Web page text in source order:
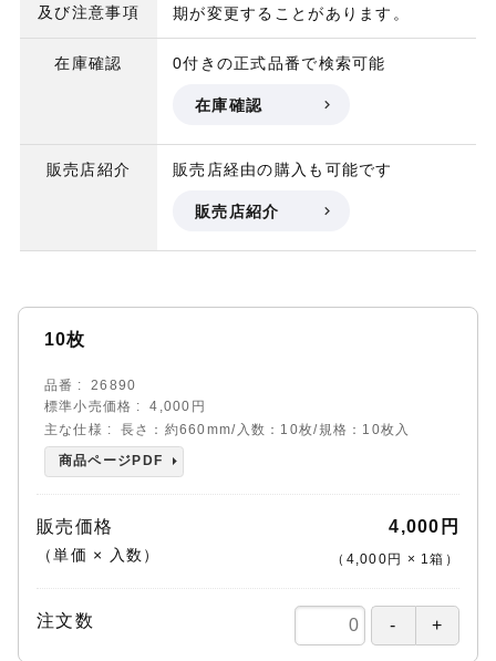
及び注意事項
期が変更することがあります。
在庫確認 0付きの正式品番で検索可能
在庫確認
販売店紹介 販売店経由の購入も可能です
販売店紹介
10枚
品番
26890
標準小売価格
4,000円
主な仕様
長さ：約660mm/入数：10枚/規格：10枚入
商品ページPDF
販売価格
（単価 × 入数）
4,000円
（ 4,000円 × 1箱 ）
注文数